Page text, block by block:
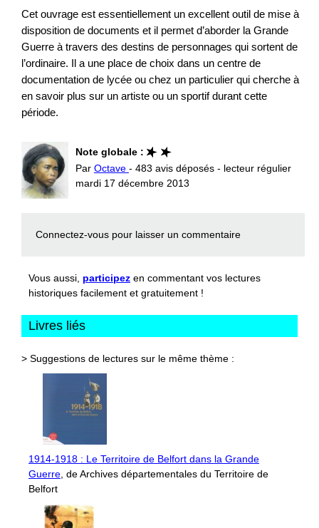
Cet ouvrage est essentiellement un excellent outil de mise à
disposition de documents et il permet d’aborder la Grande
Guerre à travers des destins de personnages qui sortent de
l’ordinaire. Il a une place de choix dans un centre de
documentation de lycée ou chez un particulier qui cherche à
en savoir plus sur un artiste ou un sportif durant cette
période.
Note globale :
Par Octave - 483 avis déposés - lecteur régulier
mardi 17 décembre 2013
Connectez-vous pour laisser un commentaire
Vous aussi, participez en commentant vos lectures
historiques facilement et gratuitement !
Livres liés
> Suggestions de lectures sur le même thème :
1914-1918 : Le Territoire de Belfort dans la Grande
Guerre, de Archives départementales du Territoire de
Belfort